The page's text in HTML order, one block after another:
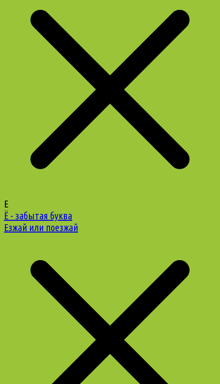
Е
Ё - забытая буква
Езжай или поезжай